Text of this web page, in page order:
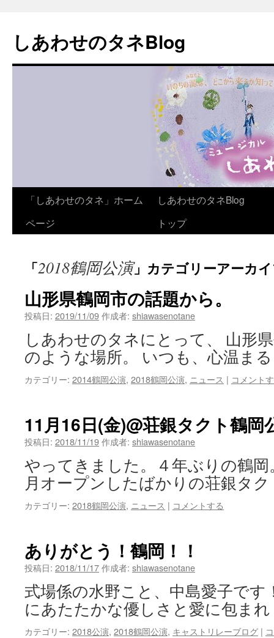
しあわせのタネBlog
ン
ツ
へ
キ
ッ
「しあわせのタネ」ホーム
ページ
しあわせのタネBlog
トップ
「2018鶴岡公演」カテゴリーアーカ
山形県鶴岡市の話題から。
投稿日: 2019/11/09作成者: shiawasenotane
しあわせのタネにとって、 山形
のような場所。 いつも、心温ま
カテゴリー: 2014鶴岡公演, 2018鶴岡公演, ニュース | コメント
11月16日(金)@荘銀タクト鶴岡
投稿日: 2018/11/19作成者: shiawasenotane
やってきました。４年ぶりの鶴岡
月オープンしたばかりの荘銀タ
カテゴリー: 2018鶴岡公演, ニュース | コメントする
ありがとう！鶴岡！！
投稿日: 2018/11/17作成者: shiawasenotane
式場係の水野こと、中島愛子です
にあたたかな優しさと愛に包ま
カテゴリー: 2018公演, 2018鶴岡公演, キャストリレーブログ |